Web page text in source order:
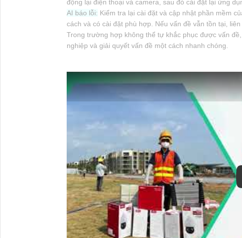
động lại điện thoại và camera, sau đó cài đặt lại ứng
AI báo lỗi: Kiểm tra lại cài đặt và cập nhật phần mềm
cách và có cài đặt phù hợp. Nếu vấn đề vẫn tồn tại,
Trong trường hợp không thể tự khắc phục được vấn
nghiệp và giải quyết vấn đề một cách nhanh chóng.